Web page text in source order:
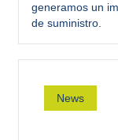
generamos un
de suministro.
News